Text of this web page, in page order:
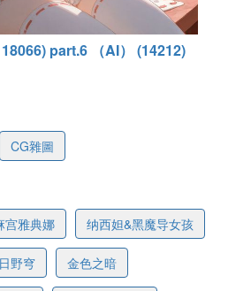
part.6 （AI） (14212)
CG雜圖
宫雅典娜 纳西妲&黑魔导女孩
野穹 金色之暗